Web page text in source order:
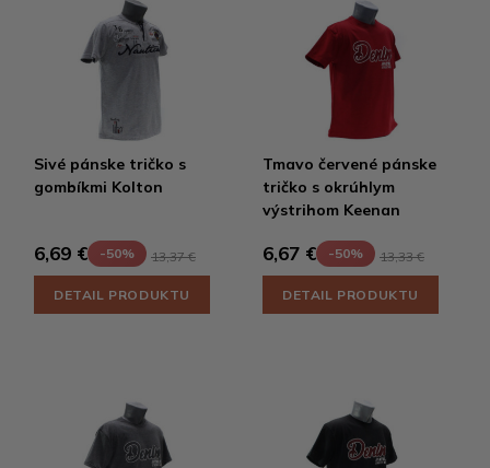
Sivé pánske tričko s
gombíkmi Kolton
6,69 € -50% 13,37 €
DETAIL PRODUKTU
Tmavo červené pánske
tričko s okrúhlym
výstrihom Keenan
6,67 € -50% 13,33 €
DETAIL PRODUKTU